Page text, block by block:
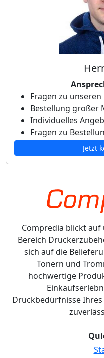
Fragen zu unseren
Bestellung großer
Individuelles
Fragen zu
Jetzt
Compredia blickt auf
Bereich
sich auf die
Tonern und
hochwertige
Druckbedürfnisse